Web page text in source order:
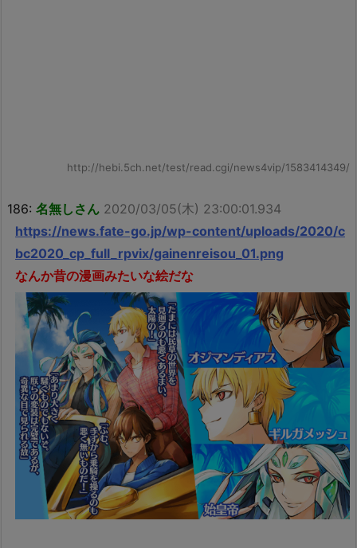
http://hebi.5ch.net/test/read.cgi/news4vip/1583414349/
186: 名無しさん 2020/03/05(木) 23:00:01.934
https://news.fate-go.jp/wp-content/uploads/2020/c
bc2020_cp_full_rpvix/gainenreisou_01.png
なんか昔の漫画みたいな絵だな